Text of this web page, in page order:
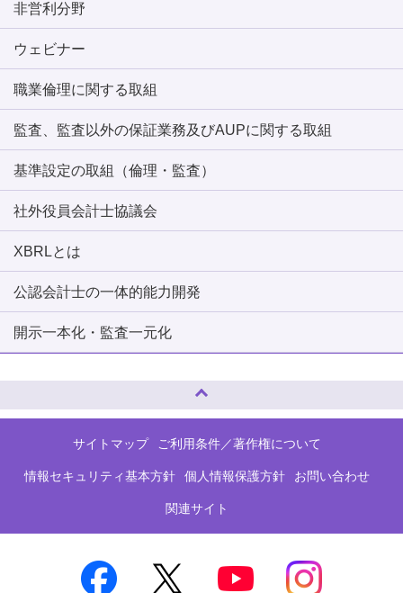
非営利分野
ウェビナー
職業倫理に関する取組
監査、監査以外の保証業務及びAUPに関する取組
基準設定の取組（倫理・監査）
社外役員会計士協議会
XBRLとは
公認会計士の一体的能力開発
開示一本化・監査一元化
サイトマップ ご利用条件／著作権について
情報セキュリティ基本方針 個人情報保護方針 お問い合わせ
関連サイト